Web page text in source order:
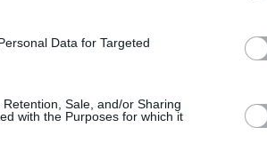
Data for Targeted
Sale, and/or Sharing
with the Purposes for which it
magistratului
12 și 15 ani
.
din Pavia